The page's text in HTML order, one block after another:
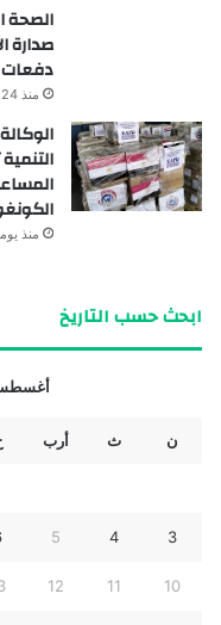
الصحة
صدارة
دفعات
منذ 24 ساعة
منذ
ابحث حسب التاريخ
أغسطس
ن ث أرب
3
4
5
10
11
12